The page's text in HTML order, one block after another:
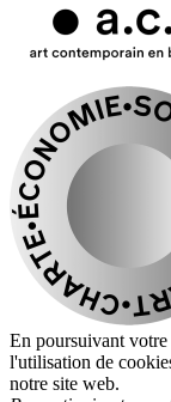
En poursuivant
l'utilisation de
notre site web.